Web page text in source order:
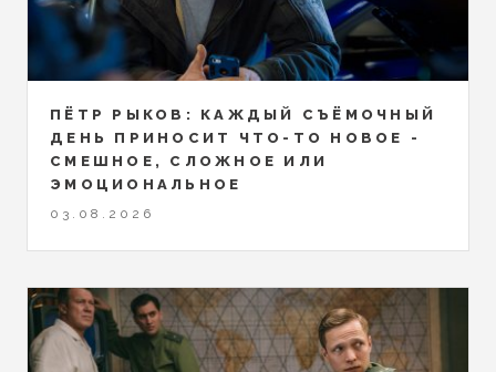
ПЁТР РЫКОВ: КАЖДЫЙ СЪЁМОЧНЫЙ
ДЕНЬ ПРИНОСИТ ЧТО-ТО НОВОЕ -
СМЕШНОЕ, СЛОЖНОЕ ИЛИ
ЭМОЦИОНАЛЬНОЕ
03.08.2026